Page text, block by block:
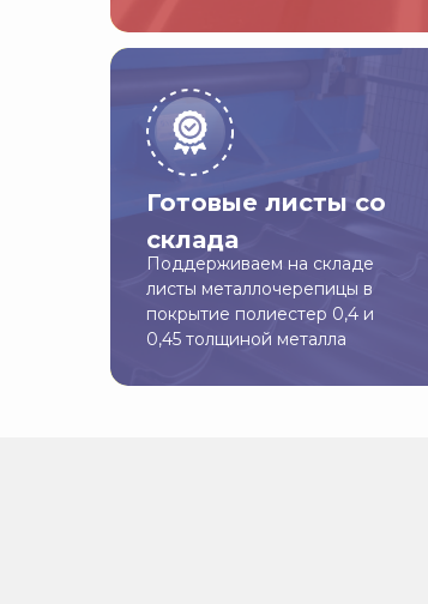
Готовые листы со
склада
Поддерживаем на складе
листы металлочерепицы в
покрытие полиестер 0,4 и
0,45 толщиной металла